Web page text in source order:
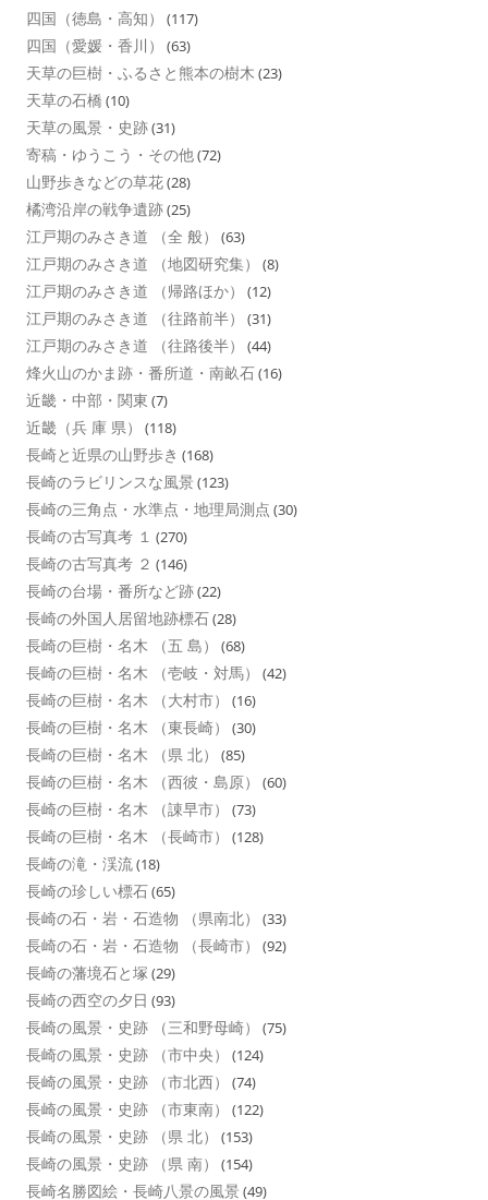
四国（徳島・高知） (117)
四国（愛媛・香川） (63)
天草の巨樹・ふるさと熊本の樹木 (23)
天草の石橋 (10)
天草の風景・史跡(31)
寄稿・ゆうこう・その他(72)
山野歩きなどの草花(28)
橘湾沿岸の戦争遺跡(25)
江戸期のみさき道 （全 般） (63)
江戸期のみさき道 （地図研究集） (8)
江戸期のみさき道 （帰路ほか） (12)
江戸期のみさき道 （往路前半） (31)
江戸期のみさき道 （往路後半） (44)
烽火山のかま跡・番所道・南畝石(16)
近畿・中部・関東 (7)
近畿（兵 庫 県） (118)
長崎と近県の山野歩き (168)
長崎のラビリンスな風景 (123)
長崎の三角点・水準点・地理局測点 (30)
長崎の古写真考 １ (270)
長崎の古写真考 ２ (146)
長崎の台場・番所など跡(22)
長崎の外国人居留地跡標石(28)
長崎の巨樹・名木 （五 島） (68)
長崎の巨樹・名木 （壱岐・対馬） (42)
長崎の巨樹・名木 （大村市） (16)
長崎の巨樹・名木 （東長崎） (30)
長崎の巨樹・名木 （県 北） (85)
長崎の巨樹・名木 （西彼・島原） (60)
長崎の巨樹・名木 （諌早市） (73)
長崎の巨樹・名木 （長崎市） (128)
長崎の滝・渓流(18)
長崎の珍しい標石(65)
長崎の石・岩・石造物 （県南北） (33)
長崎の石・岩・石造物 （長崎市） (92)
長崎の藩境石と塚 (29)
長崎の西空の夕日 (93)
長崎の風景・史跡 （三和野母崎） (75)
長崎の風景・史跡 （市中央） (124)
長崎の風景・史跡 （市北西） (74)
長崎の風景・史跡 （市東南） (122)
長崎の風景・史跡 （県 北） (153)
長崎の風景・史跡 （県 南） (154)
長崎名勝図絵・長崎八景の風景 (49)